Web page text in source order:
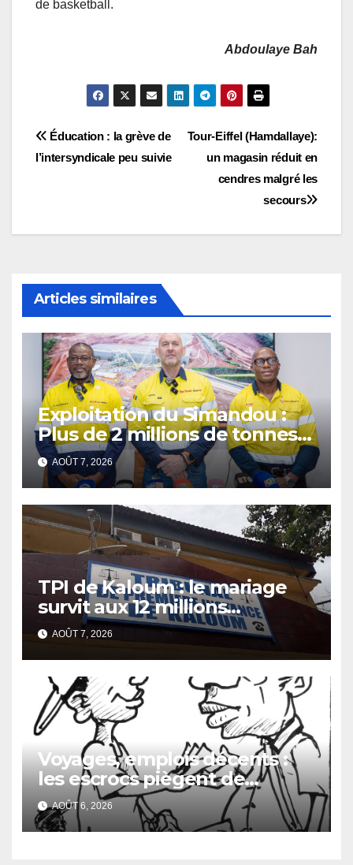
de basketball.
Abdoulaye Bah
Navigation
Tour-Eiffel (Hamdallaye):
un magasin réduit en
cendres malgré les
secours
Éducation : la grève de
l’intersyndicale peu suivie
Articles similaires
Exploitation du Simandou :
Plus de 2 millions de tonnes
de fer exportées
AOÛT 7, 2026
TPI de Kaloum : le mariage
survit aux 12 millions
détournés
AOÛT 7, 2026
Voyages, emplois décents :
les escrocs piègent de
nombreux jeunes
AOÛT 6, 2026